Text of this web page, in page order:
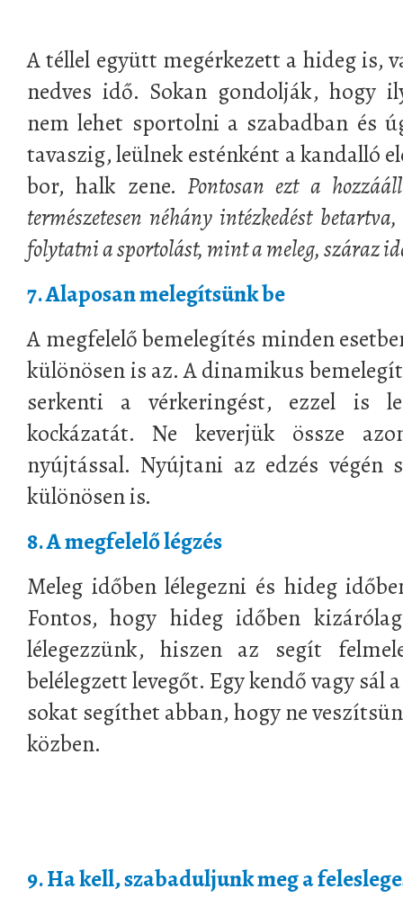
A téllel együtt megérkezett a hideg is,
nedves idő. Sokan gondolják, hogy
nem lehet sportolni a szabadban és
tavaszig, leülnek esténként a kandalló
bor, halk zene. Pontosan ezt a
természetesen néhány intézkedést
folytatni a sportolást, mint a meleg, száraz
7. Alaposan melegítsünk be
A megfelelő bemelegítés minden
különösen is az. A dinamikus
serkenti a vérkeringést, ezzel is
kockázatát. Ne keverjük össze
nyújtással. Nyújtani az edzés végén
különösen is.
8. A megfelelő légzés
Meleg időben lélegezni és hideg
Fontos, hogy hideg időben
lélegezzünk, hiszen az segít
belélegzett levegőt. Egy kendő vagy sál
sokat segíthet abban, hogy ne
közben.
9. Ha kell, szabaduljunk meg a